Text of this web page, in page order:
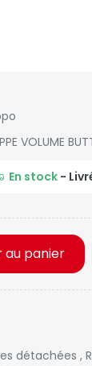
VOLUME
En stock -
au panier
détachées ,